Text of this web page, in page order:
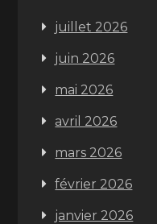
juillet 2026
juin 2026
mai 2026
avril 2026
mars 2026
février 2026
janvier 2026